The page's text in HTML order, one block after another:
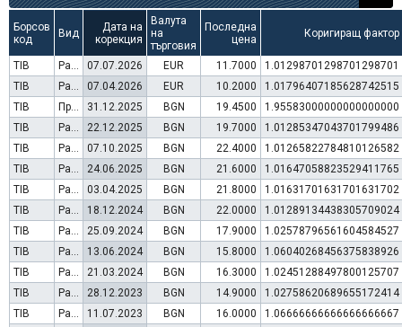
Борсов
код
Вид
Дата на
корекция
Валута
на
търговия
Последна
цена
Коригиращ фактор
TIB Раздаване на дивидент 07.07.2026 EUR 11.7000
1.01298701298701298701
TIB
Раздаване на дивидент 07.04.2026 EUR 10.2000
1.01796407185628742515
TIB
Преминаване към търговия в Евро 31.12.2025 BGN 19.4500
1.95583000000000000000
TIB
Раздаване на дивидент 22.12.2025 BGN 19.7000
1.01285347043701799486
TIB
Раздаване на дивидент 07.10.2025 BGN 22.4000
1.01265822784810126582
TIB
Раздаване на дивидент 24.06.2025 BGN 21.6000
1.01647058823529411765
TIB
Раздаване на дивидент 03.04.2025 BGN 21.8000
1.01631701631701631702
TIB
Раздаване на дивидент 18.12.2024 BGN 22.0000
1.01289134438305709024
TIB
Раздаване на дивидент 25.09.2024 BGN 17.9000
1.02578796561604584527
TIB
Раздаване на дивидент 13.06.2024 BGN 15.8000
1.06040268456375838926
TIB
Раздаване на дивидент 21.03.2024 BGN 16.3000
1.02451288497800125707
TIB
Раздаване на дивидент 28.12.2023 BGN 14.9000
1.02758620689655172414
TIB
Раздаване на дивидент 11.07.2023 BGN 16.0000
1.06666666666666666667